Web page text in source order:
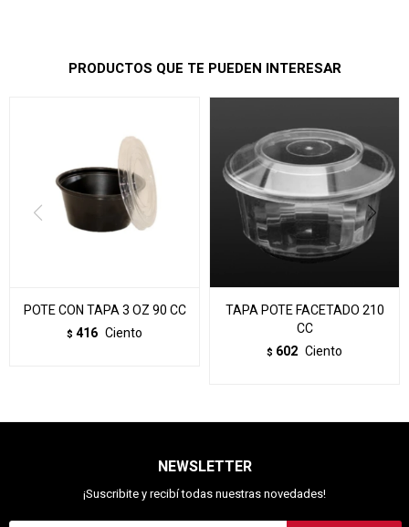
PRODUCTOS QUE TE PUEDEN INTERESAR
POTE CON TAPA 3 OZ 90 CC
$ 416 Ciento
TAPA POTE FACETADO 210
CC
$ 602 Ciento
NEWSLETTER
¡Suscribite y recibí todas nuestras novedades!